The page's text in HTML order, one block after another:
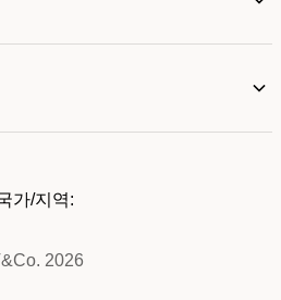
2026
가/지역: